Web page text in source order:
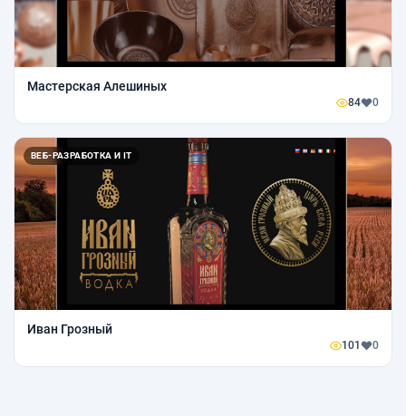
Мастерская Алешиных
84 0
ВЕБ-РАЗРАБОТКА И IT
Иван Грозный
101 0